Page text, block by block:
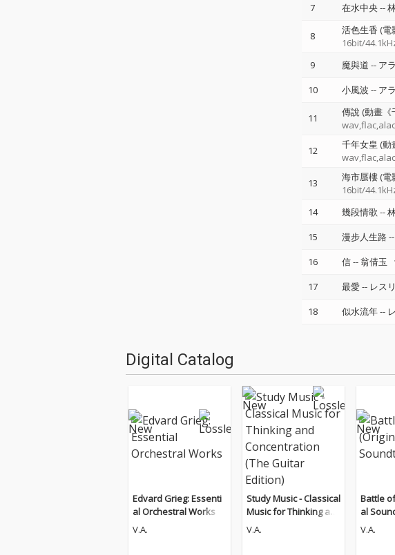
7
在水中央--
8 活色生香 (電
16bit/
9 魔與道 -- ア
10
小風波 -- ア
11 傳說 (動畫《
12 千年女皇 (動
13 海市蜃樓 (電
16bit/
14 幾段情歌 --
15
漫步人生路--
16
信--翁倩玉
17
最愛-- レス
18
似水流年--
Digital Catalog
Edvard Grieg: Essenti
al Orchestral Works
V.A.
Study Music - Classical
Music for Thinking an
d Concentration (The
V.A.
Battle
al
V.A.